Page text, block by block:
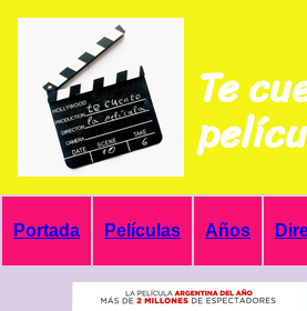
Te
Portada Películas Años